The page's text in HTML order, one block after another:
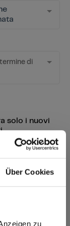
Über Cookies
zu
di
solo i nuovi